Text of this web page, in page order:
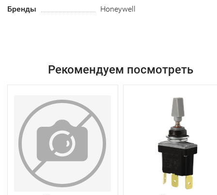
Бренды Honeywell
Рекомендуем посмотреть